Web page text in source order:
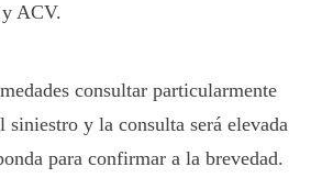
ACV.
consultar particularmente
siniestro y la consulta será elevada
para confirmar a la brevedad.